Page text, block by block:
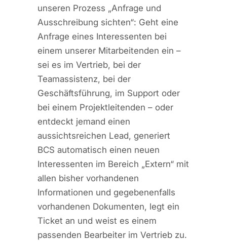
unseren Prozess „Anfrage und
Ausschreibung sichten“: Geht eine
Anfrage eines Interessenten bei
einem unserer Mitarbeitenden ein –
sei es im Vertrieb, bei der
Teamassistenz, bei der
Geschäftsführung, im Support oder
bei einem Projektleitenden – oder
entdeckt jemand einen
aussichtsreichen Lead, generiert
BCS automatisch einen neuen
Interessenten im Bereich „Extern“ mit
allen bisher vorhandenen
Informationen und gegebenenfalls
vorhandenen Dokumenten, legt ein
Ticket an und weist es einem
passenden Bearbeiter im Vertrieb zu.